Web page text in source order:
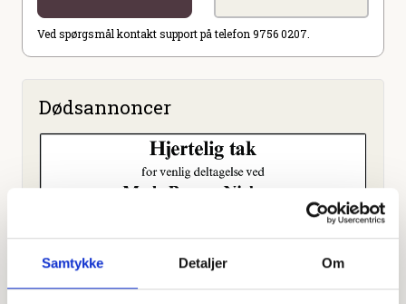
Samtykke Detaljer Om
Ved spørgsmål kontakt support på telefon 9756 0207.
Dødsannoncer